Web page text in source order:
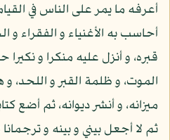
أعرفه ما يمر على الناس في
أحاسب به الأغنياء و الفقراء و
قبره، و أنزل عليه منكرا و نكيرا
الموت، و ظلمة القبر و اللحد،
ميزانه، و أنشر ديوانه، ثم أضع
ثم لا أجعل بيني و بينه و